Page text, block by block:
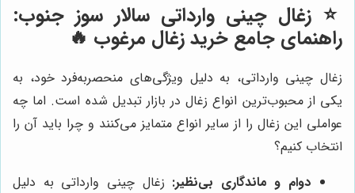
⭐️ زغال چینی وارداتی سالار سوز جنوب:
راهنمای جامع خرید زغال مرغوب 🔥
زغال چینی وارداتی، به دلیل ویژگی‌های منحصربه‌فرد خود، به
یکی از محبوب‌ترین انواع زغال در بازار تبدیل شده است. اما چه
عواملی این زغال را از سایر انواع متمایز می‌کنند و چرا باید آن را
انتخاب کنیم؟
دوام و ماندگاری بی‌نظیر: زغال چینی وارداتی به دلیل